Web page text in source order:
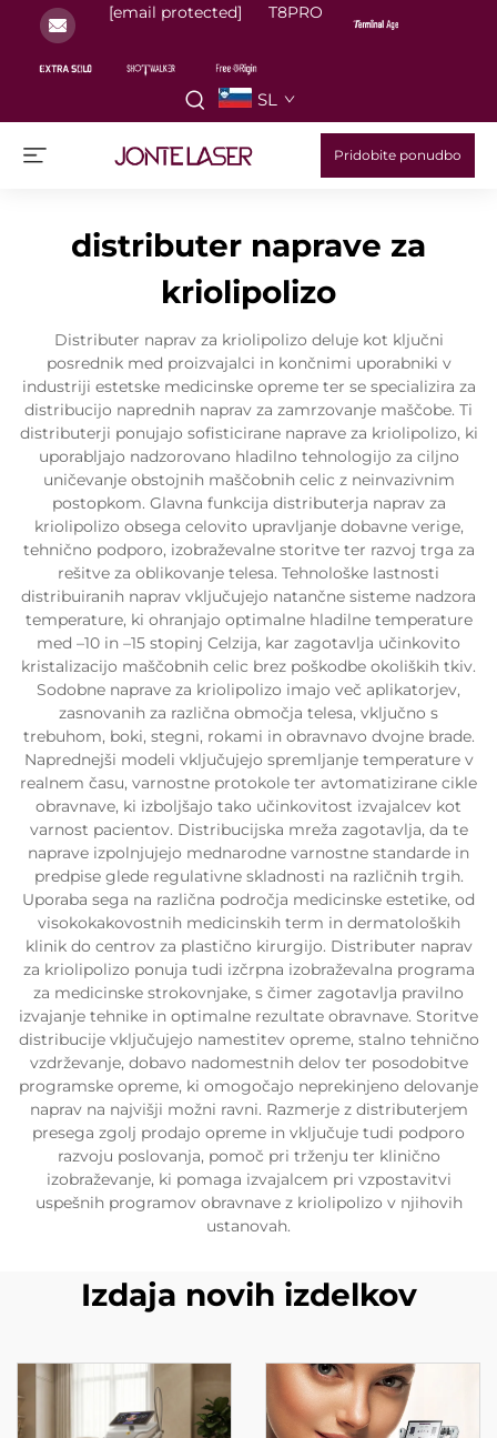
[email protected] T8PRO
SL
Pridobite ponudbo
distributer naprave za
kriolipolizo
Distributer naprav za kriolipolizo deluje kot ključni
posrednik med proizvajalci in končnimi uporabniki v
industriji estetske medicinske opreme ter se specializira za
distribucijo naprednih naprav za zamrzovanje maščobe. Ti
distributerji ponujajo sofisticirane naprave za kriolipolizo, ki
uporabljajo nadzorovano hladilno tehnologijo za ciljno
uničevanje obstojnih maščobnih celic z neinvazivnim
postopkom. Glavna funkcija distributerja naprav za
kriolipolizo obsega celovito upravljanje dobavne verige,
tehnično podporo, izobraževalne storitve ter razvoj trga za
rešitve za oblikovanje telesa. Tehnološke lastnosti
distribuiranih naprav vključujejo natančne sisteme nadzora
temperature, ki ohranjajo optimalne hladilne temperature
med –10 in –15 stopinj Celzija, kar zagotavlja učinkovito
kristalizacijo maščobnih celic brez poškodbe okoliških tkiv.
Sodobne naprave za kriolipolizo imajo več aplikatorjev,
zasnovanih za različna območja telesa, vključno s
trebuhom, boki, stegni, rokami in obravnavo dvojne brade.
Naprednejši modeli vključujejo spremljanje temperature v
realnem času, varnostne protokole ter avtomatizirane cikle
obravnave, ki izboljšajo tako učinkovitost izvajalcev kot
varnost pacientov. Distribucijska mreža zagotavlja, da te
naprave izpolnjujejo mednarodne varnostne standarde in
predpise glede regulativne skladnosti na različnih trgih.
Uporaba sega na različna področja medicinske estetike, od
visokokakovostnih medicinskih term in dermatoloških
klinik do centrov za plastično kirurgijo. Distributer naprav
za kriolipolizo ponuja tudi izčrpna izobraževalna programa
za medicinske strokovnjake, s čimer zagotavlja pravilno
izvajanje tehnike in optimalne rezultate obravnave. Storitve
distribucije vključujejo namestitev opreme, stalno tehnično
vzdrževanje, dobavo nadomestnih delov ter posodobitve
programske opreme, ki omogočajo neprekinjeno delovanje
naprav na najvišji možni ravni. Razmerje z distributerjem
presega zgolj prodajo opreme in vključuje tudi podporo
razvoju poslovanja, pomoč pri trženju ter klinično
izobraževanje, ki pomaga izvajalcem pri vzpostavitvi
uspešnih programov obravnave z kriolipolizo v njihovih
ustanovah.
Izdaja novih izdelkov